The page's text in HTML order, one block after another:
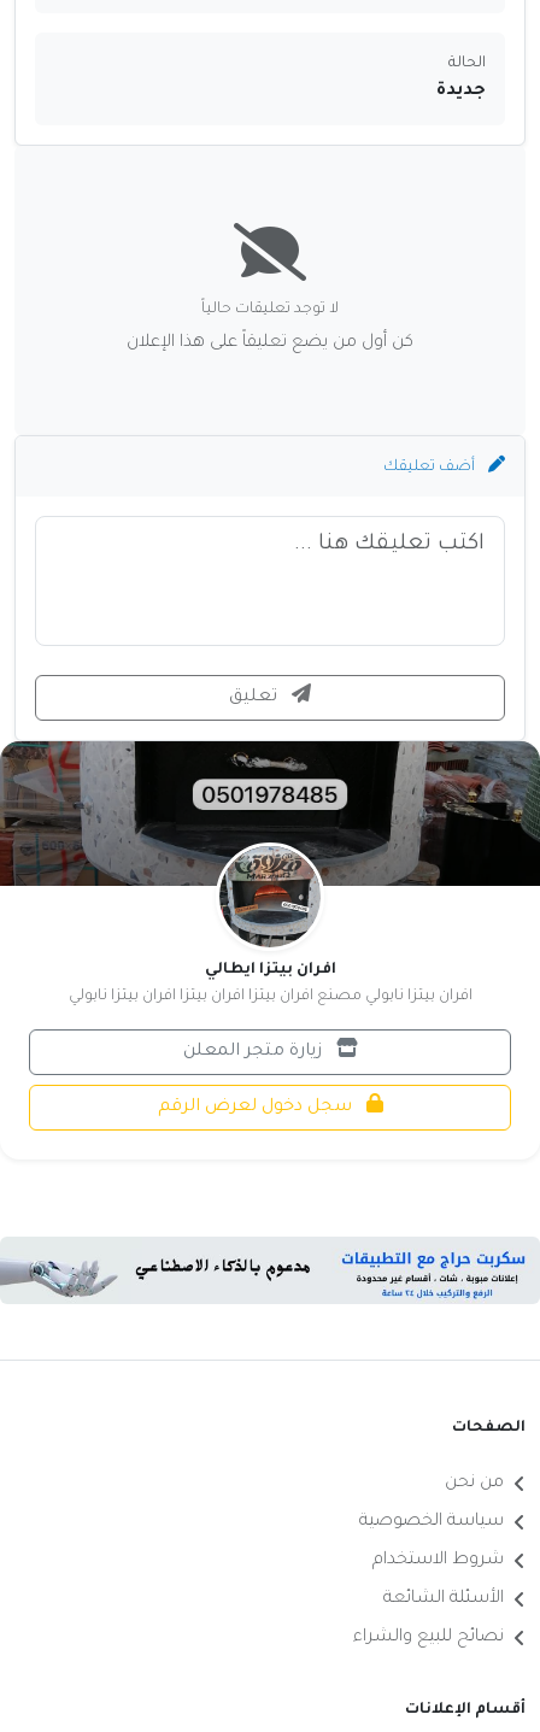
الحالة
جديدة
لا توجد تعليقات حالياً
كن أول من يضع تعليقاً على هذا الإعلان
أضف تعليقك
تعليق
افران بيتزا ايطالي
افران بيتزا نابولي مصنع افران بيتزا افران بيتزا افران بيتزا نابولي
زيارة متجر المعلن
سجل دخول لعرض الرقم
الصفحات
من نحن
سياسة الخصوصية
شروط الاستخدام
الأسئلة الشائعة
نصائح للبيع والشراء
أقسام الإعلانات